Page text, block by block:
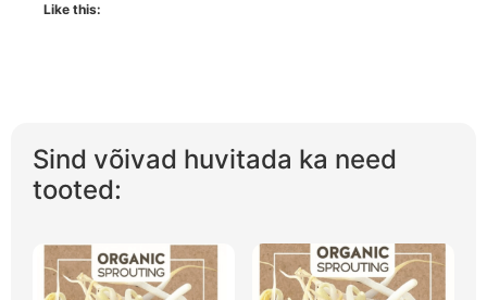
Like this:
Sind võivad huvitada ka need
tooted: